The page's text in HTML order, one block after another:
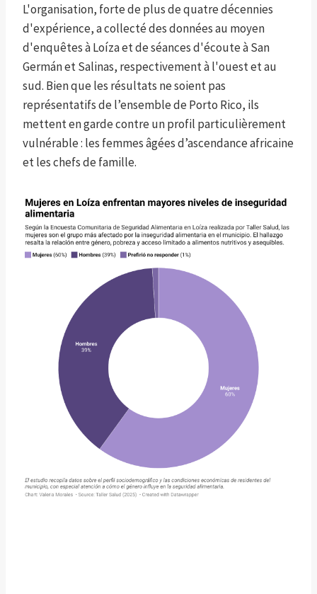
L'organisation, forte de plus de quatre décennies
d'expérience, a collecté des données au moyen
d'enquêtes à Loíza et de séances d'écoute à San
Germán et Salinas, respectivement à l'ouest et au
sud. Bien que les résultats ne soient pas
représentatifs de l’ensemble de Porto Rico, ils
mettent en garde contre un profil particulièrement
vulnérable : les femmes âgées d’ascendance africaine
et les chefs de famille.